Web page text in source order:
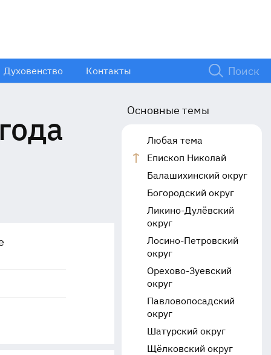
Духовенство Контакты
Основные темы
Любая тема
Епископ Николай
Балашихинский округ
Богородский округ
Ликино-Дулёвский
округ
Лосино-Петровский
округ
Орехово-Зуевский
округ
Павловопосадский
округ
Шатурский округ
Щёлковский округ